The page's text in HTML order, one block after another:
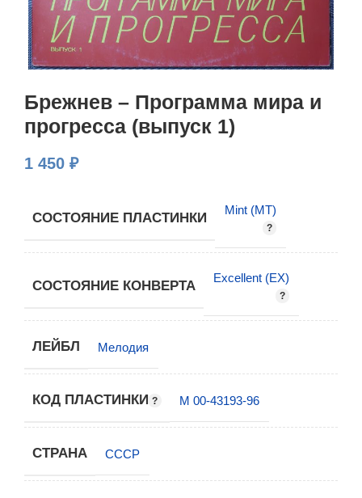
Брежнев – Программа мира и
прогресса (выпуск 1)
1 450 ₽
СОСТОЯНИЕ ПЛАСТИНКИ
Mint (MT)
СОСТОЯНИЕ КОНВЕРТА
Excellent (EX)
ЛЕЙБЛ Мелодия
КОД ПЛАСТИНКИ М 00-43193-96
СТРАНА СССР